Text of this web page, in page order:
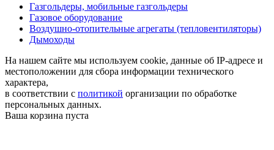
Газгольдеры, мобильные газгольдеры
Газовое оборудование
Воздушно-отопительные агрегаты (тепловентиляторы)
Дымоходы
На нашем сайте мы используем cookie, данные об IP-адресе и
местоположении для сбора информации технического
характера,
в соответствии с политикой организации по обработке
персональных данных.
Ваша корзина пуста